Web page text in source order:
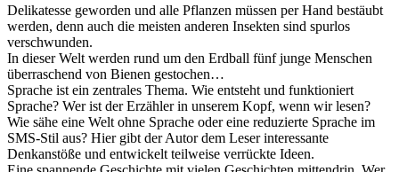
Delikatesse geworden und alle Pflanzen müssen per Hand bestäubt
werden, denn auch die meisten anderen Insekten sind spurlos
verschwunden.
In dieser Welt werden rund um den Erdball fünf junge Menschen
überraschend von Bienen gestochen…
Sprache ist ein zentrales Thema. Wie entsteht und funktioniert
Sprache? Wer ist der Erzähler in unserem Kopf, wenn wir lesen?
Wie sähe eine Welt ohne Sprache oder eine reduzierte Sprache im
SMS-Stil aus? Hier gibt der Autor dem Leser interessante
Denkanstöße und entwickelt teilweise verrückte Ideen.